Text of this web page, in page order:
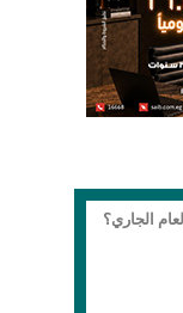
الجاري؟